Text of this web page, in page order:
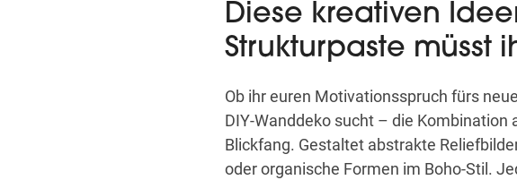
Diese kreativen
Strukturpaste müsst
Ob ihr euren Motivationsspruch fürs
DIY-Wanddeko sucht – die
Blickfang. Gestaltet abstrakte
oder organische Formen im Boho-Stil.